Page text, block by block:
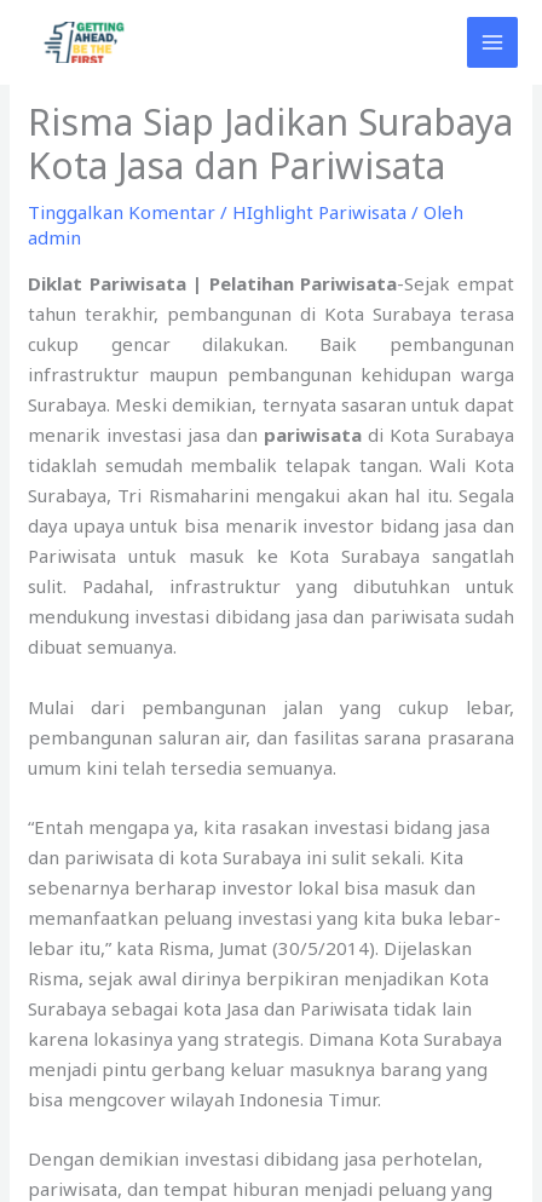
Risma Siap Jadikan Surabaya
Kota Jasa dan Pariwisata
Tinggalkan Komentar / HIghlight Pariwisata / Oleh
admin
Diklat Pariwisata | Pelatihan Pariwisata-Sejak empat
tahun terakhir, pembangunan di Kota Surabaya terasa
cukup gencar dilakukan. Baik pembangunan
infrastruktur maupun pembangunan kehidupan warga
Surabaya. Meski demikian, ternyata sasaran untuk dapat
menarik investasi jasa dan pariwisata di Kota Surabaya
tidaklah semudah membalik telapak tangan. Wali Kota
Surabaya, Tri Rismaharini mengakui akan hal itu. Segala
daya upaya untuk bisa menarik investor bidang jasa dan
Pariwisata untuk masuk ke Kota Surabaya sangatlah
sulit. Padahal, infrastruktur yang dibutuhkan untuk
mendukung investasi dibidang jasa dan pariwisata sudah
dibuat semuanya.
Mulai dari pembangunan jalan yang cukup lebar,
pembangunan saluran air, dan fasilitas sarana prasarana
umum kini telah tersedia semuanya.
“Entah mengapa ya, kita rasakan investasi bidang jasa
dan pariwisata di kota Surabaya ini sulit sekali. Kita
sebenarnya berharap investor lokal bisa masuk dan
memanfaatkan peluang investasi yang kita buka lebar-
lebar itu,” kata Risma, Jumat (30/5/2014). Dijelaskan
Risma, sejak awal dirinya berpikiran menjadikan Kota
Surabaya sebagai kota Jasa dan Pariwisata tidak lain
karena lokasinya yang strategis. Dimana Kota Surabaya
menjadi pintu gerbang keluar masuknya barang yang
bisa mengcover wilayah Indonesia Timur.
Dengan demikian investasi dibidang jasa perhotelan,
pariwisata, dan tempat hiburan menjadi peluang yang